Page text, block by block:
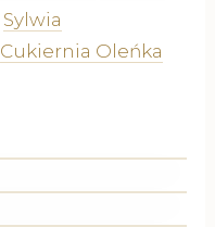
Sylwia
Cukiernia Oleńka